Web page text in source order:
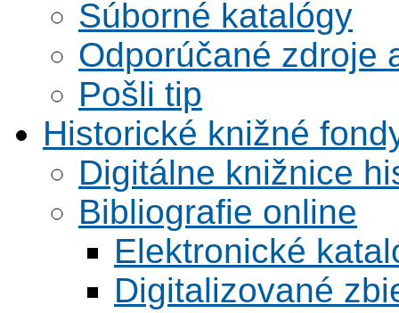
Súborné katalógy
Odporúčané zdroje
Pošli tip
Historické knižné
Digitálne knižnice
Bibliografie online
Elektronické
Digitalizované